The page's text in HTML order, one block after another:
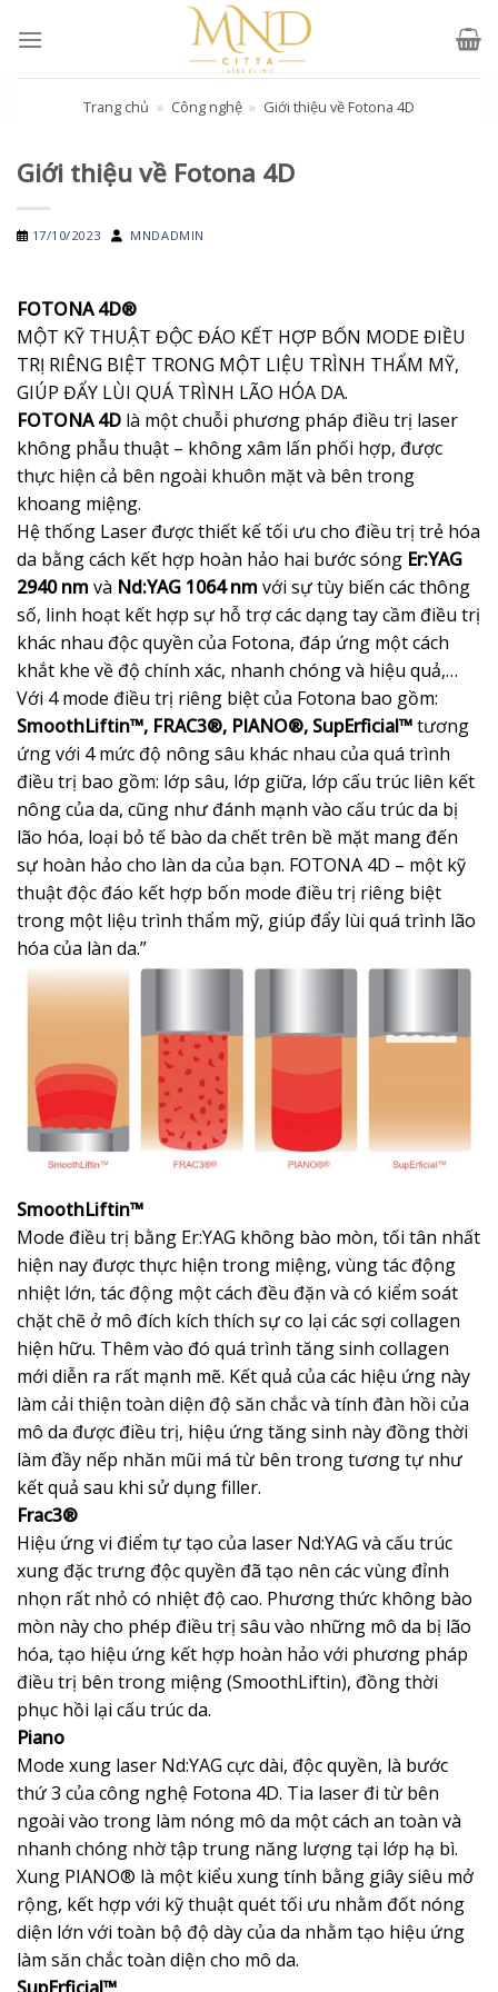
Trang chủ » Công nghệ » Giới thiệu về Fotona 4D
Giới thiệu về Fotona 4D
17/10/2023 MNDADMIN
FOTONA 4D®
MỘT KỸ THUẬT ĐỘC ĐÁO KẾT HỢP BỐN MODE ĐIỀU
TRỊ RIÊNG BIỆT TRONG MỘT LIỆU TRÌNH THẨM MỸ,
GIÚP ĐẨY LÙI QUÁ TRÌNH LÃO HÓA DA.
FOTONA 4D là một chuỗi phương pháp điều trị laser
không phẫu thuật – không xâm lấn phối hợp, được
thực hiện cả bên ngoài khuôn mặt và bên trong
khoang miệng.
Hệ thống Laser được thiết kế tối ưu cho điều trị trẻ hóa
da bằng cách kết hợp hoàn hảo hai bước sóng Er:YAG
2940 nm và Nd:YAG 1064 nm với sự tùy biến các thông
số, linh hoạt kết hợp sự hỗ trợ các dạng tay cầm điều trị
khác nhau độc quyền của Fotona, đáp ứng một cách
khắt khe về độ chính xác, nhanh chóng và hiệu quả,…
Với 4 mode điều trị riêng biệt của Fotona bao gồm:
SmoothLiftin™, FRAC3®, PIANO®, SupErficial™tương
ứng với 4 mức độ nông sâu khác nhau của quá trình
điều trị bao gồm: lớp sâu, lớp giữa, lớp cấu trúc liên kết
nông của da, cũng như đánh mạnh vào cấu trúc da bị
lão hóa, loại bỏ tế bào da chết trên bề mặt mang đến
sự hoàn hảo cho làn da của bạn. FOTONA 4D – một kỹ
thuật độc đáo kết hợp bốn mode điều trị riêng biệt
trong một liệu trình thẩm mỹ, giúp đẩy lùi quá trình lão
hóa của làn da.”
SmoothLiftin™
Mode điều trị bằng Er:YAG không bào mòn, tối tân nhất
hiện nay được thực hiện trong miệng, vùng tác động
nhiệt lớn, tác động một cách đều đặn và có kiểm soát
chặt chẽ ở mô đích kích thích sự co lại các sợi collagen
hiện hữu. Thêm vào đó quá trình tăng sinh collagen
mới diễn ra rất mạnh mẽ. Kết quả của các hiệu ứng này
làm cải thiện toàn diện độ săn chắc và tính đàn hồi của
mô da được điều trị, hiệu ứng tăng sinh này đồng thời
làm đầy nếp nhăn mũi má từ bên trong tương tự như
kết quả sau khi sử dụng filler.
Frac3®
Hiệu ứng vi điểm tự tạo của laser Nd:YAG và cấu trúc
xung đặc trưng độc quyền đã tạo nên các vùng đỉnh
nhọn rất nhỏ có nhiệt độ cao. Phương thức không bào
mòn này cho phép điều trị sâu vào những mô da bị lão
hóa, tạo hiệu ứng kết hợp hoàn hảo với phương pháp
điều trị bên trong miệng (SmoothLiftin), đồng thời
phục hồi lại cấu trúc da.
Piano
Mode xung laser Nd:YAG cực dài, độc quyền, là bước
thứ 3 của công nghệ Fotona 4D. Tia laser đi từ bên
ngoài vào trong làm nóng mô da một cách an toàn và
nhanh chóng nhờ tập trung năng lượng tại lớp hạ bì.
Xung PIANO® là một kiểu xung tính bằng giây siêu mở
rộng, kết hợp với kỹ thuật quét tối ưu nhằm đốt nóng
diện lớn với toàn bộ độ dày của da nhằm tạo hiệu ứng
làm săn chắc toàn diện cho mô da.
SupErficial™